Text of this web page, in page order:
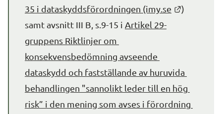
35 i dataskyddsförordningen (imy.se
Länk till
)
samt avsnitt III B, s.9-15 i Artikel 29-
gruppens Riktlinjer om
konsekvensbedömning avseende
dataskydd och fastställande av huruvida
behandlingen "sannolikt leder till en hög
risk” i den mening som avses i förordning